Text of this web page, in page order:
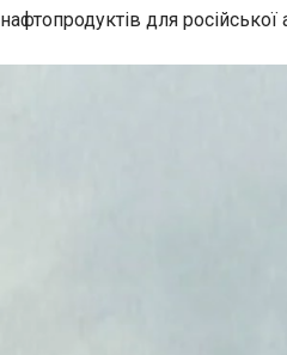
нафтопродуктів для